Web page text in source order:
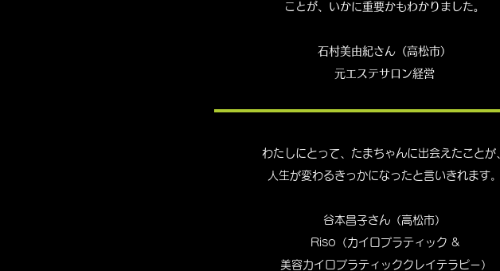
ことが、いかに重要かもわかりました。
石村美由紀さん（高松市）
元エステサロン経営
わたしにとって、たまちゃんに出会えたことが
人生が変わるきっかになったと言いきれます。
谷本昌子さん（高松市）
Riso（カイロプラティック &
美容カイロプラティッククレイテラピー）